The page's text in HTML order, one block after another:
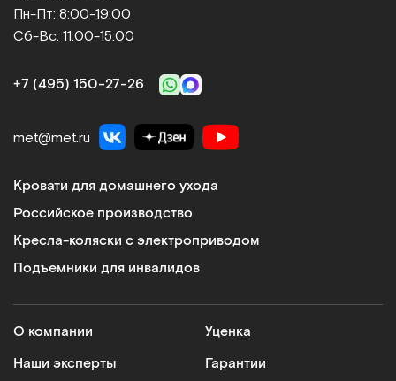
Пн-Пт: 8:00-19:00
Сб-Вс: 11:00-15:00
+7 (495) 150‑27‑26
met@met.ru
Кровати для домашнего ухода
Российское производство
Кресла-коляски с электроприводом
Подъемники для инвалидов
О компании
Наши эксперты
Уценка
Гарантии